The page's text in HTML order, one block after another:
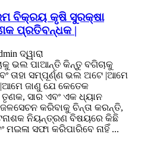
ବିକ୍ରୟ କୃଷି ସୁରକ୍ଷା
ପ୍ରତିବନ୍ଧକ |
ଦ୍ୱାରା
ଭଲ ପାଆନ୍ତି କିନ୍ତୁ ବଗିଚାକୁ
ତାହା ସମ୍ପୂର୍ଣ୍ଣ ଭଲ ଅଟେ |ଆମେ
ଜାଣୁ ଯେ କେତେକ
ସାର ଏବଂ ଏକ ଧ୍ୟାନ
କରିବାକୁ ଚିନ୍ତା କରନ୍ତି,
ନିୟନ୍ତ୍ରଣ ବିଷୟରେ କିଛି
ମଇଳା ସଫା କରିପାରିବେ ନାହିଁ ...